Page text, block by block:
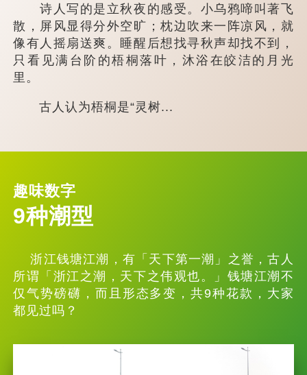
诗人写的是立秋夜的感受。小乌鸦啼叫著飞
散，屏风显得分外空旷；枕边吹来一阵凉风，就
像有人摇扇送爽。睡醒后想找寻秋声却找不到，
只看见满台阶的梧桐落叶，沐浴在皎洁的月光
里。
古人认为梧桐是“灵树...
趣味数字
9种潮型
浙江钱塘江潮，有「天下第一潮」之誉，古人
所谓「浙江之潮，天下之伟观也。」钱塘江潮不
仅气势磅礴，而且形态多变，共9种花款，大家
都见过吗？